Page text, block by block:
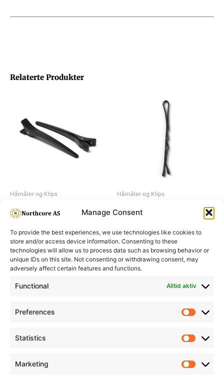
Manage Consent
To provide the best experiences, we use technologies like cookies to
store and/or access device information. Consenting to these
technologies will allow us to process data such as browsing behavior or
unique IDs on this site. Not consenting or withdrawing consent, may
adversely affect certain features and functions.
Functional Alltid aktiv
Preferences
Statistics
Marketing
Relaterte Produkter
Hårnåler og Klips
Hair clip plastic, black
Hårnåler og Klips
Informasjon